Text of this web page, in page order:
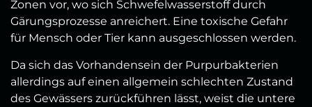
Zonen vor, wo sich Schwefelwasserstoff durch
Gärungsprozesse anreichert. Eine toxische Gefahr
für Mensch oder Tier kann ausgeschlossen werden.
Da sich das Vorhandensein der Purpurbakterien
allerdings auf einen allgemein schlechten Zustand
des Gewässers zurückführen lässt, weist die untere